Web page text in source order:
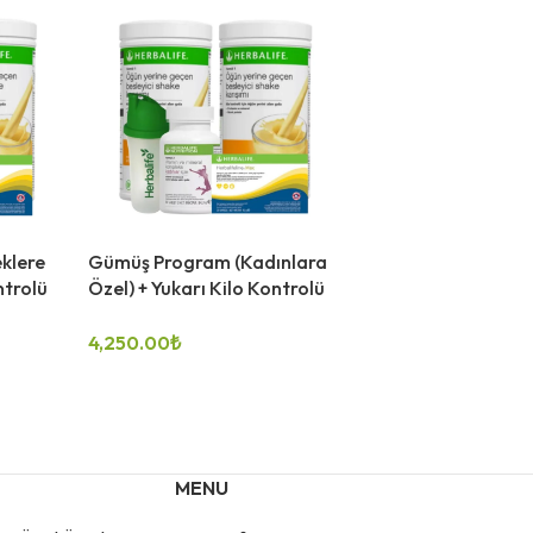
Gümüş Program (Kadınlara
Özel) + Yukarı Kilo Kontrolü
4,250.00₺
MENU